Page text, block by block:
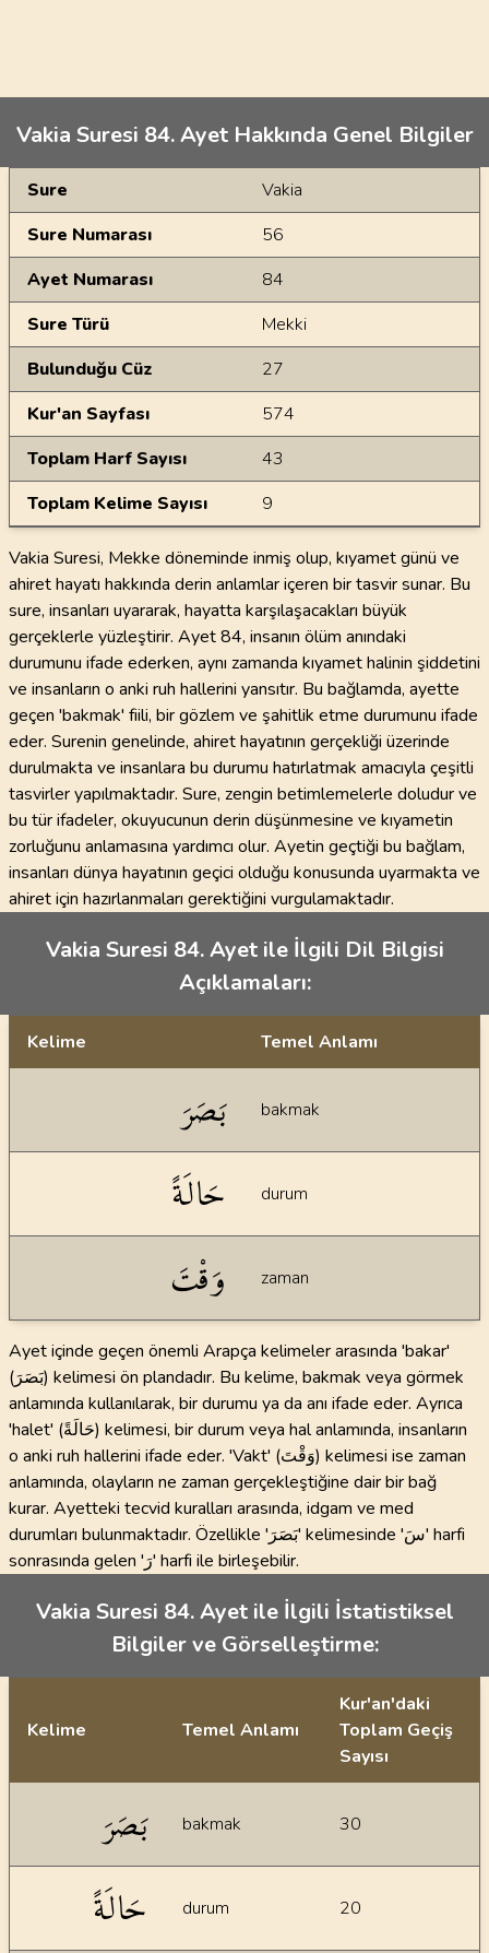
Vakia Suresi 84. Ayet Hakkında Genel Bilgiler
Genel Bilgiler
Sure
Vakia
Sure Numarası
56
Ayet Numarası
84
Sure Türü
Mekki
Bulunduğu Cüz
27
Kur'an Sayfası
574
Toplam Harf Sayısı
43
Toplam Kelime Sayısı
9
Vakia Suresi, Mekke döneminde inmiş olup, kıyamet günü ve
ahiret hayatı hakkında derin anlamlar içeren bir tasvir sunar. Bu
sure, insanları uyararak, hayatta karşılaşacakları büyük
gerçeklerle yüzleştirir. Ayet 84, insanın ölüm anındaki
durumunu ifade ederken, aynı zamanda kıyamet halinin şiddetini
ve insanların o anki ruh hallerini yansıtır. Bu bağlamda, ayette
geçen 'bakmak' fiili, bir gözlem ve şahitlik etme durumunu ifade
eder. Surenin genelinde, ahiret hayatının gerçekliği üzerinde
durulmakta ve insanlara bu durumu hatırlatmak amacıyla çeşitli
tasvirler yapılmaktadır. Sure, zengin betimlemelerle doludur ve
bu tür ifadeler, okuyucunun derin düşünmesine ve kıyametin
zorluğunu anlamasına yardımcı olur. Ayetin geçtiği bu bağlam,
insanları dünya hayatının geçici olduğu konusunda uyarmakta ve
ahiret için hazırlanmaları gerektiğini vurgulamaktadır.
Vakia Suresi 84. Ayet ile İlgili Dil Bilgisi
Açıklamaları:
Kelime Temel Anlamı
بَصَرَ bakmak
حَالَةً durum
وَقْتَ zaman
Ayet içinde geçen önemli Arapça kelimeler arasında 'bakar'
(بَصَرَ) kelimesi ön plandadır. Bu kelime, bakmak veya görmek
anlamında kullanılarak, bir durumu ya da anı ifade eder. Ayrıca
'halet' (حَالَةً) kelimesi, bir durum veya hal anlamında, insanların
o anki ruh hallerini ifade eder. 'Vakt' (وَقْتَ) kelimesi ise zaman
anlamında, olayların ne zaman gerçekleştiğine dair bir bağ
kurar. Ayetteki tecvid kuralları arasında, idgam ve med
durumları bulunmaktadır. Özellikle 'بَصَرَ' kelimesinde 'سَ' harfi
sonrasında gelen 'رَ' harfi ile birleşebilir.
Vakia Suresi 84. Ayet ile İlgili İstatistiksel
Bilgiler ve Görselleştirme:
Kelime Temel Anlamı
Kur'an'daki
Toplam Geçiş
Sayısı
بَصَرَ bakmak 30
حَالَةً durum 20